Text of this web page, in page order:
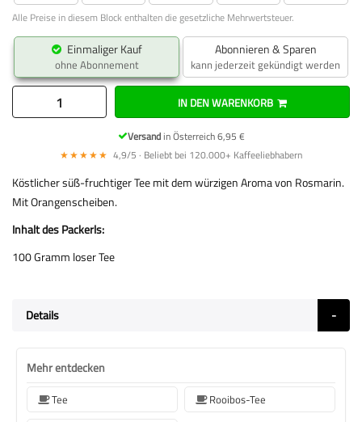
Alle Preise in diesem Block enthalten die gesetzliche Mehrwertsteuer.
Einmaliger Kauf
ohne Abonnement
Abonnieren & Sparen
kann jederzeit gekündigt werden
IN DEN WARENKORB
Versandin Österreich 6,95 €
★★★★★ 4,9/5 · Beliebt bei 120.000+ Kaffeeliebhabern
Köstlicher süß-fruchtiger Tee mit dem würzigen Aroma von Rosmarin.
Mit Orangenscheiben.
Inhalt des Packerls:
100 Gramm loser Tee
Details
Mehr entdecken
Tee
Rooibos-Tee